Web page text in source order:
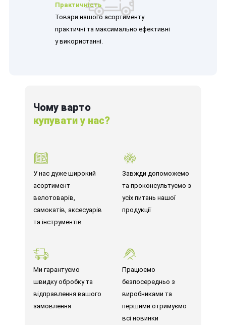
Практичність
Товари нашого асортименту
практичні та максимально ефективні
у використанні.
Чому варто
купувати у нас?
У нас дуже широкий
асортимент
велотоварів,
самокатів, аксесуарів
та інструментів
Завжди допоможемо
та проконсультуємо з
усіх питань нашої
продукції
Ми гарантуємо
швидку обробку та
відправлення вашого
замовлення
Працюємо
безпосередньо з
виробниками та
першими отримуємо
всі новинки